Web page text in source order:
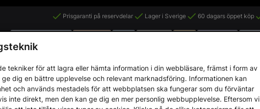
Prisgaranti på reservdelar Lager i Sverige 60 dagars öppet köp
AB
tekniker för att lagra eller hämta information i din webbläsare, främst i form av
dig en bättre upplevelse och relevant marknadsföring. Informationen kan
och används mestadels för att webbplatsen ska fungerar som du förväntar
inte direkt, men den kan ge dig en mer personlig webbupplevelse. Eftersom vi